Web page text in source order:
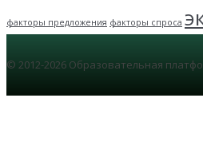
факторы предложения факторы спроса
© 2012-2026 Образовательная